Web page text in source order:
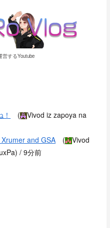
営するYoutube
(
Vivod iz zapoya na
and GSA
(
Vivod
) /9分前